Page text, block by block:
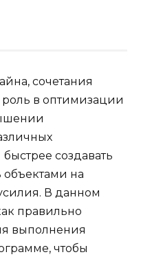
сочетания
в оптимизации
создавать
на
В данном
правильно
выполнения
чтобы